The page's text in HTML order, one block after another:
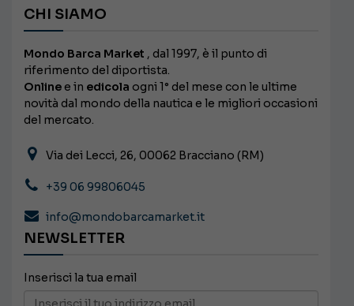
CHI SIAMO
Mondo Barca Market , dal 1997, è il punto di
riferimento del diportista.
Online e in edicola ogni 1° del mese con le ultime
novità dal mondo della nautica e le migliori occasioni
del mercato.
Via dei Lecci, 26, 00062 Bracciano (RM)
+39 06 99806045
info@mondobarcamarket.it
NEWSLETTER
Inserisci la tua email